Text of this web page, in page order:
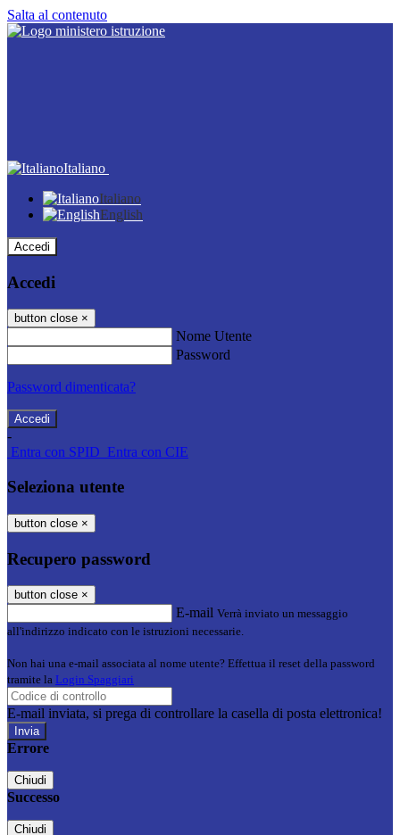
Salta al contenuto
Italiano
Italiano
English
Accedi
Accedi
button close ×
Nome Utente
Password
Password dimenticata?
-
Entra con SPID Entra con CIE
Seleziona utente
button close ×
Recupero password
button close ×
E-mail Verrà inviato un messaggio
all'indirizzo indicato con le istruzioni necessarie.
Non hai una e-mail associata al nome utente? Effettua il reset della password
tramite la Login Spaggiari
E-mail inviata, si prega di controllare la casella di posta elettronica!
Errore
Chiudi
Successo
Chiudi